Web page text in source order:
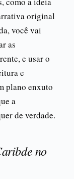
original
você vai
as
e usar o
e
plano enxuto
a
de verdade.
no